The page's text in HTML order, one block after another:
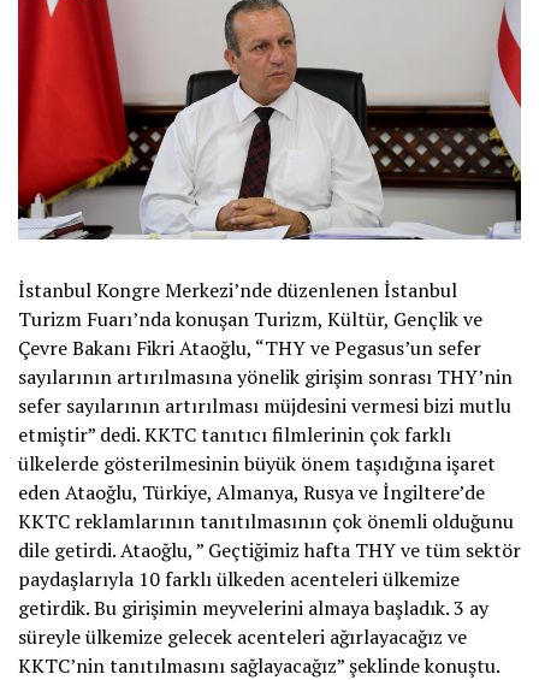
İstanbul Kongre Merkezi’nde düzenlenen İstanbul
Turizm Fuarı’nda konuşan Turizm, Kültür, Gençlik ve
Çevre Bakanı Fikri Ataoğlu, “THY ve Pegasus’un sefer
sayılarının artırılmasına yönelik girişim sonrası THY’nin
sefer sayılarının artırılması müjdesini vermesi bizi mutlu
etmiştir” dedi. KKTC tanıtıcı filmlerinin çok farklı
ülkelerde gösterilmesinin büyük önem taşıdığına işaret
eden Ataoğlu, Türkiye, Almanya, Rusya ve İngiltere’de
KKTC reklamlarının tanıtılmasının çok önemli olduğunu
dile getirdi. Ataoğlu, ” Geçtiğimiz hafta THY ve tüm sektör
paydaşlarıyla 10 farklı ülkeden acenteleri ülkemize
getirdik. Bu girişimin meyvelerini almaya başladık. 3 ay
süreyle ülkemize gelecek acenteleri ağırlayacağız ve
KKTC’nin tanıtılmasını sağlayacağız” şeklinde konuştu.